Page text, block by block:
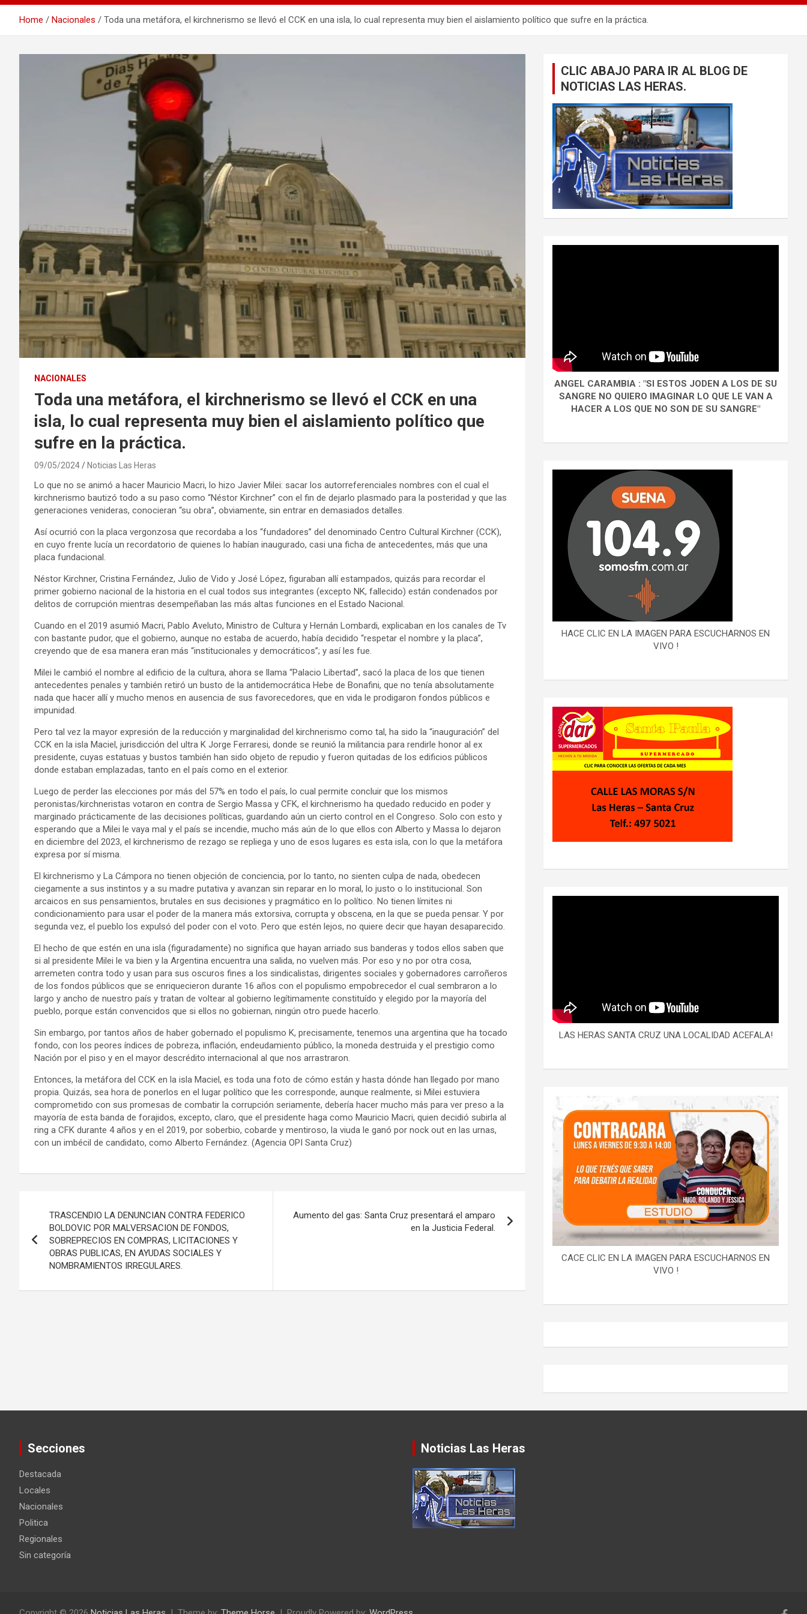
Home Nacionales Toda una metáfora, el kirchnerismo se llevó el CCK en una isla, lo cual representa muy bien el aislamiento político que sufre en la práctica.
NACIONALES
Toda una metáfora, el kirchnerismo se llevó el CCK en una
isla, lo cual representa muy bien el aislamiento político que
sufre en la práctica.
09/05/2024 Noticias Las Heras
Lo que no se animó a hacer Mauricio Macri, lo hizo Javier Milei: sacar los autorreferenciales nombres con el cual el
kirchnerismo bautizó todo a su paso como “Néstor Kirchner” con el fin de dejarlo plasmado para la posteridad y que las
generaciones venideras, conocieran “su obra”, obviamente, sin entrar en demasiados detalles.
Así ocurrió con la placa vergonzosa que recordaba a los “fundadores” del denominado Centro Cultural Kirchner (CCK),
en cuyo frente lucía un recordatorio de quienes lo habían inaugurado, casi una ficha de antecedentes, más que una
placa fundacional.
Néstor Kirchner, Cristina Fernández, Julio de Vido y José López, figuraban allí estampados, quizás para recordar el
primer gobierno nacional de la historia en el cual todos sus integrantes (excepto NK, fallecido) están condenados por
delitos de corrupción mientras desempeñaban las más altas funciones en el Estado Nacional.
Cuando en el 2019 asumió Macri, Pablo Aveluto, Ministro de Cultura y Hernán Lombardi, explicaban en los canales de Tv
con bastante pudor, que el gobierno, aunque no estaba de acuerdo, había decidido “respetar el nombre y la placa”,
creyendo que de esa manera eran más “institucionales y democráticos”; y así les fue.
Milei le cambió el nombre al edificio de la cultura, ahora se llama “Palacio Libertad”, sacó la placa de los que tienen
antecedentes penales y también retiró un busto de la antidemocrática Hebe de Bonafini, que no tenía absolutamente
nada que hacer allí y mucho menos en ausencia de sus favorecedores, que en vida le prodigaron fondos públicos e
impunidad.
Pero tal vez la mayor expresión de la reducción y marginalidad del kirchnerismo como tal, ha sido la “inauguración” del
CCK en la isla Maciel, jurisdicción del ultra K Jorge Ferraresi, donde se reunió la militancia para rendirle honor al ex
presidente, cuyas estatuas y bustos también han sido objeto de repudio y fueron quitadas de los edificios públicos
donde estaban emplazadas, tanto en el país como en el exterior.
Luego de perder las elecciones por más del 57% en todo el país, lo cual permite concluir que los mismos
peronistas/kirchneristas votaron en contra de Sergio Massa y CFK, el kirchnerismo ha quedado reducido en poder y
marginado prácticamente de las decisiones políticas, guardando aún un cierto control en el Congreso. Solo con esto y
esperando que a Milei le vaya mal y el país se incendie, mucho más aún de lo que ellos con Alberto y Massa lo dejaron
en diciembre del 2023, el kirchnerismo de rezago se repliega y uno de esos lugares es esta isla, con lo que la metáfora
expresa por sí misma.
El kirchnerismo y La Cámpora no tienen objeción de conciencia, por lo tanto, no sienten culpa de nada, obedecen
ciegamente a sus instintos y a su madre putativa y avanzan sin reparar en lo moral, lo justo o lo institucional. Son
arcaicos en sus pensamientos, brutales en sus decisiones y pragmático en lo político. No tienen límites ni
condicionamiento para usar el poder de la manera más extorsiva, corrupta y obscena, en la que se pueda pensar. Y por
segunda vez, el pueblo los expulsó del poder con el voto. Pero que estén lejos, no quiere decir que hayan desaparecido.
El hecho de que estén en una isla (figuradamente) no significa que hayan arriado sus banderas y todos ellos saben que
si al presidente Milei le va bien y la Argentina encuentra una salida, no vuelven más. Por eso y no por otra cosa,
arremeten contra todo y usan para sus oscuros fines a los sindicalistas, dirigentes sociales y gobernadores carroñeros
de los fondos públicos que se enriquecieron durante 16 años con el populismo empobrecedor el cual sembraron a lo
largo y ancho de nuestro país y tratan de voltear al gobierno legítimamente constituído y elegido por la mayoría del
pueblo, porque están convencidos que si ellos no gobiernan, ningún otro puede hacerlo.
Sin embargo, por tantos años de haber gobernado el populismo K, precisamente, tenemos una argentina que ha tocado
fondo, con los peores índices de pobreza, inflación, endeudamiento público, la moneda destruida y el prestigio como
Nación por el piso y en el mayor descrédito internacional al que nos arrastraron.
Entonces, la metáfora del CCK en la isla Maciel, es toda una foto de cómo están y hasta dónde han llegado por mano
propia. Quizás, sea hora de ponerlos en el lugar político que les corresponde, aunque realmente, si Milei estuviera
comprometido con sus promesas de combatir la corrupción seriamente, debería hacer mucho más para ver preso a la
mayoría de esta banda de forajidos, excepto, claro, que el presidente haga como Mauricio Macri, quien decidió subirla al
ring a CFK durante 4 años y en el 2019, por soberbio, cobarde y mentiroso, la viuda le ganó por nock out en las urnas,
con un imbécil de candidato, como Alberto Fernández. (Agencia OPI Santa Cruz)
entradas
TRASCENDIO LA DENUNCIAN CONTRA FEDERICO
BOLDOVIC POR MALVERSACION DE FONDOS,
SOBREPRECIOS EN COMPRAS, LICITACIONES Y
OBRAS PUBLICAS, EN AYUDAS SOCIALES Y
NOMBRAMIENTOS IRREGULARES.
Aumento del gas: Santa Cruz presentará el amparo
en la Justicia Federal.
CLIC ABAJO PARA IR AL BLOG DE
NOTICIAS LAS HERAS.
ANGEL CARAMBIA : "SI ESTOS JODEN A LOS DE SU
SANGRE NO QUIERO IMAGINAR LO QUE LE VAN A
HACER A LOS QUE NO SON DE SU SANGRE"
HACE CLIC EN LA IMAGEN PARA ESCUCHARNOS EN
VIVO !
LAS HERAS SANTA CRUZ UNA LOCALIDAD ACEFALA!
CACE CLIC EN LA IMAGEN PARA ESCUCHARNOS EN
VIVO !
Secciones
Destacada
Locales
Nacionales
Politica
Regionales
Sin categoría
Noticias Las Heras